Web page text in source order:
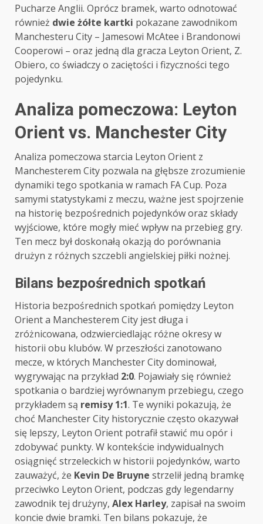
Pucharze Anglii. Oprócz bramek, warto odnotować
również dwie żółte kartki pokazane zawodnikom
Manchesteru City – Jamesowi McAtee i Brandonowi
Cooperowi – oraz jedną dla gracza Leyton Orient, Z.
Obiero, co świadczy o zaciętości i fizyczności tego
pojedynku.
Analiza pomeczowa: Leyton
Orient vs. Manchester City
Analiza pomeczowa starcia Leyton Orient z
Manchesterem City pozwala na głębsze zrozumienie
dynamiki tego spotkania w ramach FA Cup. Poza
samymi statystykami z meczu, ważne jest spojrzenie
na historię bezpośrednich pojedynków oraz składy
wyjściowe, które mogły mieć wpływ na przebieg gry.
Ten mecz był doskonałą okazją do porównania
drużyn z różnych szczebli angielskiej piłki nożnej.
Bilans bezpośrednich spotkań
Historia bezpośrednich spotkań pomiędzy Leyton
Orient a Manchesterem City jest długa i
zróżnicowana, odzwierciedlając różne okresy w
historii obu klubów. W przeszłości zanotowano
mecze, w których Manchester City dominował,
wygrywając na przykład 2:0. Pojawiały się również
spotkania o bardziej wyrównanym przebiegu, czego
przykładem są remisy 1:1. Te wyniki pokazują, że
choć Manchester City historycznie często okazywał
się lepszy, Leyton Orient potrafił stawić mu opór i
zdobywać punkty. W kontekście indywidualnych
osiągnięć strzeleckich w historii pojedynków, warto
zauważyć, że Kevin De Bruyne strzelił jedną bramkę
przeciwko Leyton Orient, podczas gdy legendarny
zawodnik tej drużyny, Alex Harley, zapisał na swoim
koncie dwie bramki. Ten bilans pokazuje, że